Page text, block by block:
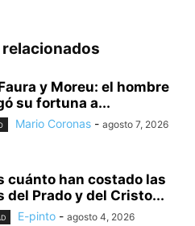
y Moreu: el hombre
su fortuna a...
Mario Coronas - agosto 7, 2026
cuánto han costado las
del Prado y del Cristo...
E-pinto - agosto 4, 2026